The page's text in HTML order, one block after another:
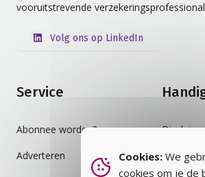
vooruitstrevende
Volg ons op LinkedIn
Service
Abonnee worden?
Adverteren
Cookies: We
cookies om je de